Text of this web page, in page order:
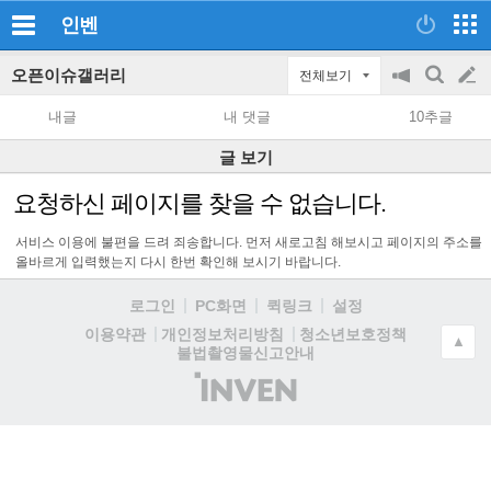
인벤
오픈이슈갤러리 전체보기
공
지
on/off
검
색
글
쓰
기
내글 내 댓글 10추글
글 보기
요청하신 페이지를 찾을 수 없습니다.
서비스 이용에 불편을 드려 죄송합니다. 먼저 새로고침 해보시고 페이지의 주소를
올바르게 입력했는지 다시 한번 확인해 보시기 바랍니다.
로그인 PC화면 퀵링크
설정
이용약관
개인정보처리방침
청소년보호정책
불법촬영물신고안내
(주)
인
▲